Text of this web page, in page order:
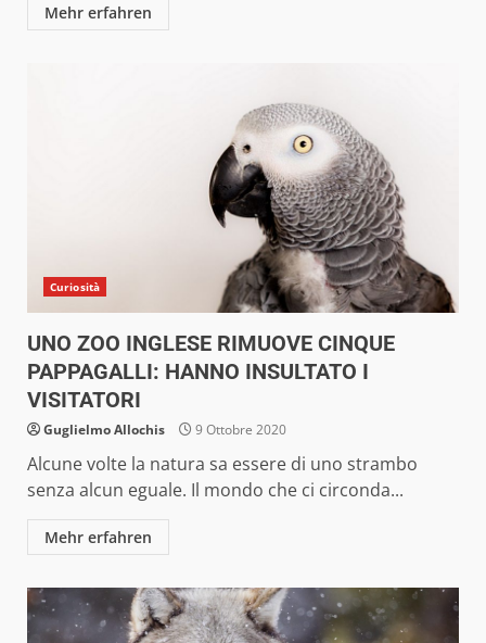
Mehr erfahren
Curiosità
UNO ZOO INGLESE RIMUOVE CINQUE
PAPPAGALLI: HANNO INSULTATO I
VISITATORI
Guglielmo Allochis 9 Ottobre 2020
Alcune volte la natura sa essere di uno strambo
senza alcun eguale. Il mondo che ci circonda...
Mehr erfahren